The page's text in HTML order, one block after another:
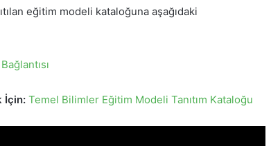
eğitim modeli kataloğuna aşağıdaki
İçin: Temel Bilimler Eğitim Modeli Tanıtım Kataloğu